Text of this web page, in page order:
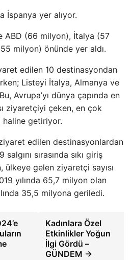
İspanya yer alıyor.
ABD (66 milyon), İtalya (57
milyon) önünde yer aldı.
edilen 10 destinasyondan
Listeyi İtalya, Almanya ve
Avrupa’yı dünya çapında en
ziyaretçiyi çeken, en çok
getiriyor.
edilen destinasyonlardan
sırasında sıkı giriş
ülkeye gelen ziyaretçi sayısı
yılında 65,7 milyon olan
35,5 milyona geriledi.
Kadınlara Özel
Etkinlikler Yoğun
İlgi Gördü –
GÜNDEM →